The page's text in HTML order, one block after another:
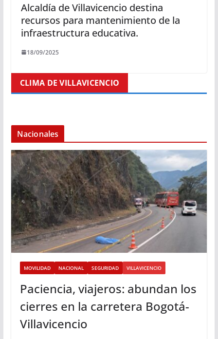
Alcaldía de Villavicencio destina
recursos para mantenimiento de la
infraestructura educativa.
18/09/2025
CLIMA DE VILLAVICENCIO
Nacionales
MOVILIDAD NACIONAL SEGURIDAD VILLAVICENCIO
Paciencia, viajeros: abundan los
cierres en la carretera Bogotá-
Villavicencio